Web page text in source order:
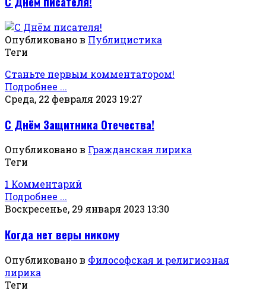
Опубликовано в Публицистика
Теги
Станьте первым комментатором!
Подробнее ...
Среда, 22 февраля 2023 19:27
С Днём Защитника Отечества!
Опубликовано в Гражданская лирика
Теги
1 Комментарий
Подробнее ...
Воскресенье, 29 января 2023 13:30
Когда нет веры никому
Опубликовано в Философская и религиозная
лирика
Теги